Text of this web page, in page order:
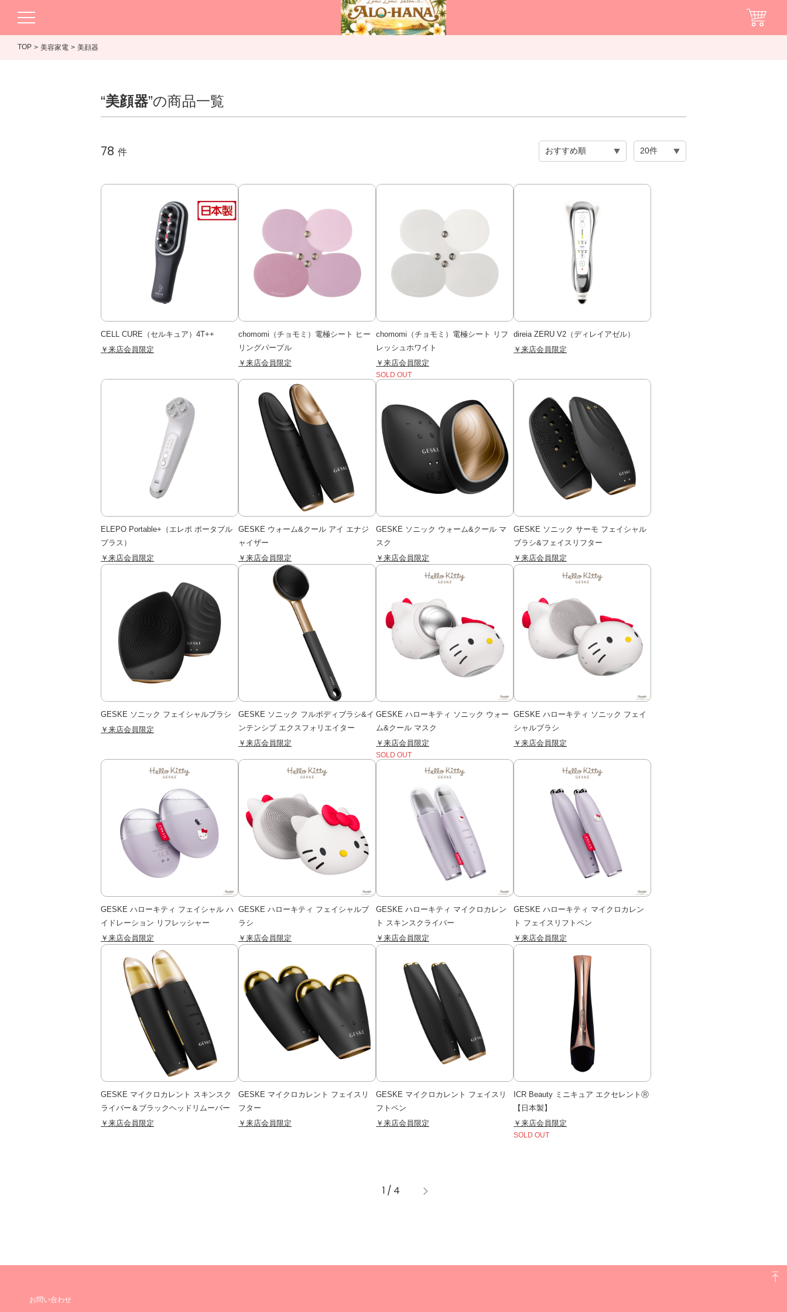
TOP 美容家電 美顔器
“美顔器”の商品一覧
78 件
CELL CURE（セルキュア）4T++
￥来店会員限定
chomomi（チョモミ）電極シート ヒー
リングパープル
￥来店会員限定
chomomi（チョモミ）電極シート リフ
レッシュホワイト
￥来店会員限定
SOLD OUT
direia ZERU V2（ディレイアゼル）
￥来店会員限定
ELEPO Portable+（エレポ ポータブル
プラス）
￥来店会員限定
GESKE ウォーム&クール アイ エナジ
ャイザー
￥来店会員限定
GESKE ソニック ウォーム&クール マ
スク
￥来店会員限定
GESKE ソニック サーモ フェイシャル
ブラシ&フェイスリフター
￥来店会員限定
GESKE ソニック フェイシャルブラシ
￥来店会員限定
GESKE ソニック フルボディブラシ&イ
ンテンシブ エクスフォリエイター
￥来店会員限定
GESKE ハローキティ ソニック ウォー
ム&クール マスク
￥来店会員限定
SOLD OUT
GESKE ハローキティ ソニック フェイ
シャルブラシ
￥来店会員限定
GESKE ハローキティ フェイシャル ハ
イドレーション リフレッシャー
￥来店会員限定
GESKE ハローキティ フェイシャルブ
ラシ
￥来店会員限定
GESKE ハローキティ マイクロカレン
ト スキンスクライバー
￥来店会員限定
GESKE ハローキティ マイクロカレン
ト フェイスリフトペン
￥来店会員限定
GESKE マイクロカレント スキンスク
ライバー＆ブラックヘッドリムーバー
￥来店会員限定
GESKE マイクロカレント フェイスリ
フター
￥来店会員限定
GESKE マイクロカレント フェイスリ
フトペン
￥来店会員限定
ICR Beauty ミニキュア エクセレントⓇ
【日本製】
￥来店会員限定
SOLD OUT
1 / 4
お問い合わせ